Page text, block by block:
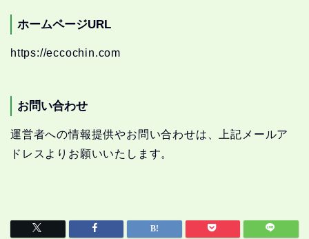
ホームページURL
https://eccochin.com
お問い合わせ
運営者への情報提供やお問い合わせは、上記メールア
ドレスよりお願いいたします。